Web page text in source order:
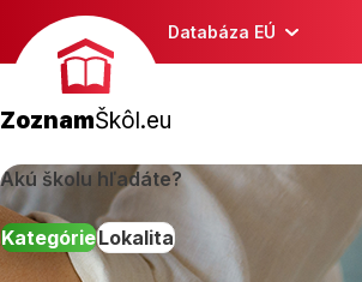
Databáza EÚ
ZoznamŠkôl.eu
Akú školu hľadáte?
KategórieLokalita